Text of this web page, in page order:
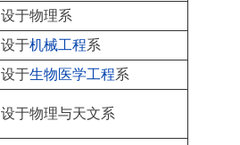
设于物理系
设于机械工程系
设于生物医学工程系
设于物理与天文系